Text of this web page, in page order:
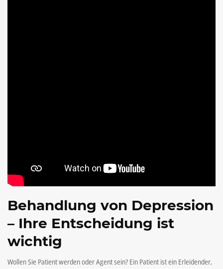
Behandlung von Depression
– Ihre Entscheidung ist
wichtig
Wollen Sie Patient werden oder Agent sein? Ein Patient ist ein Erleidender,